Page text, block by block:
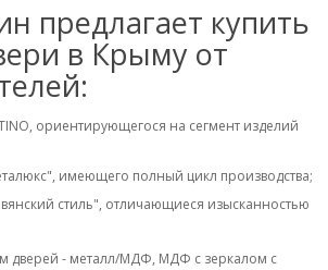
предлагает купить
в Крыму от
ориентирующегося на сегмент изделий
имеющего полный цикл производства;
стиль", отличающиеся изысканностью
дверей - металл/МДФ, МДФ с зеркалом с